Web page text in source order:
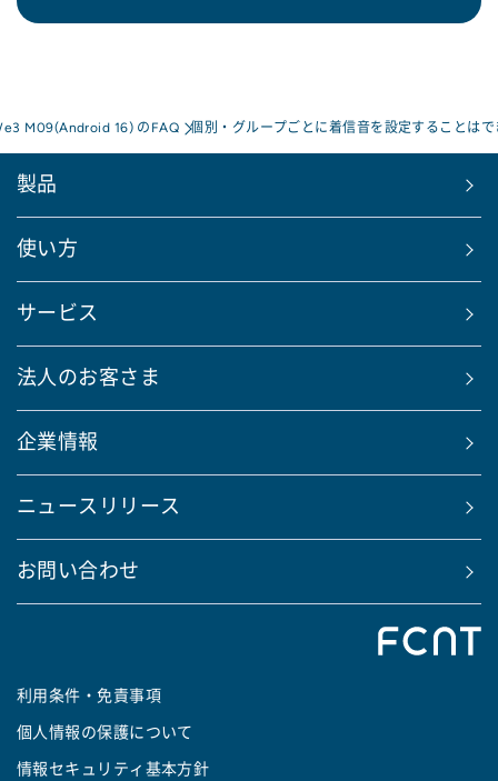
M09(Android 16) のFAQ 個別・グループごとに着信音を設定することは
製品
使い方
サービス
法人のお客さま
企業情報
ニュースリリース
お問い合わせ
利用条件・免責事項
個人情報の保護について
情報セキュリティ基本方針